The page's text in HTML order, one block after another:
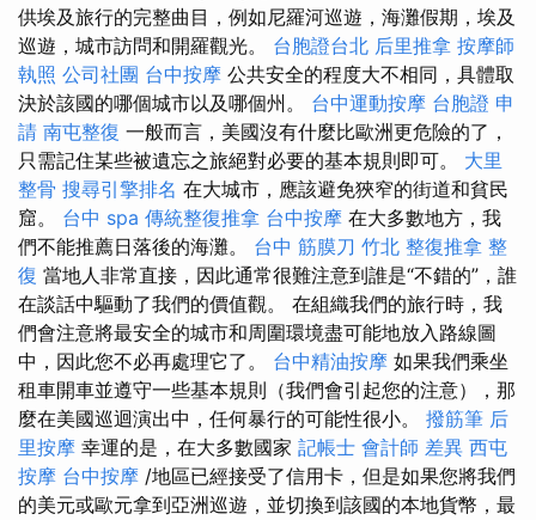
供埃及旅行的完整曲目，例如尼羅河巡遊，海灘假期，埃及
巡遊，城市訪問和開羅觀光。 台胞證台北 后里推拿 按摩師
執照 公司社團 台中按摩 公共安全的程度大不相同，具體取
決於該國的哪個城市以及哪個州。 台中運動按摩 台胞證 申
請 南屯整復 一般而言，美國沒有什麼比歐洲更危險的了，
只需記住某些被遺忘之旅絕對必要的基本規則即可。 大里
整骨 搜尋引擎排名 在大城市，應該避免狹窄的街道和貧民
窟。 台中 spa 傳統整復推拿 台中按摩 在大多數地方，我
們不能推薦日落後的海灘。 台中 筋膜刀 竹北 整復推拿 整
復 當地人非常直接，因此通常很難注意到誰是“不錯的”，誰
在談話中驅動了我們的價值觀。 在組織我們的旅行時，我
們會注意將最安全的城市和周圍環境盡可能地放入路線圖
中，因此您不必再處理它了。 台中精油按摩 如果我們乘坐
租車開車並遵守一些基本規則（我們會引起您的注意），那
麼在美國巡迴演出中，任何暴行的可能性很小。 撥筋筆 后
里按摩 幸運的是，在大多數國家 記帳士 會計師 差異 西屯
按摩 台中按摩 /地區已經接受了信用卡，但是如果您將我們
的美元或歐元拿到亞洲巡遊，並切換到該國的本地貨幣，最